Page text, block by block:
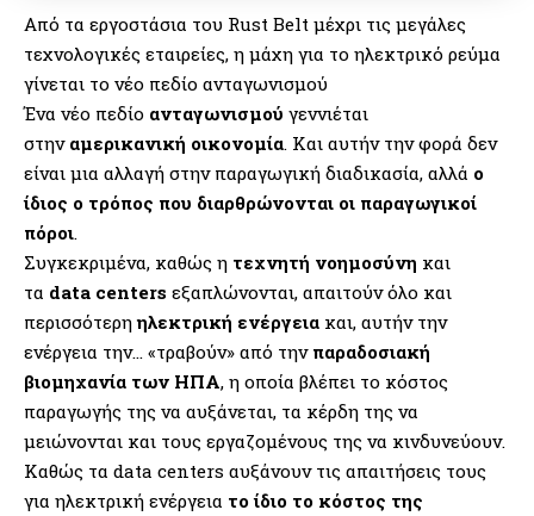
Από τα εργοστάσια του Rust Belt μέχρι τις μεγάλες
τεχνολογικές εταιρείες, η μάχη για το ηλεκτρικό ρεύμα
γίνεται το νέο πεδίο ανταγωνισμού
Ένα νέο πεδίο ανταγωνισμού γεννιέται
στην αμερικανική οικονομία. Και αυτήν την φορά δεν
είναι μια αλλαγή στην παραγωγική διαδικασία, αλλά ο
ίδιος ο τρόπος που διαρθρώνονται οι παραγωγικοί
πόροι.
Συγκεκριμένα, καθώς η τεχνητή νοημοσύνη και
τα data centers εξαπλώνονται, απαιτούν όλο και
περισσότερηηλεκτρική ενέργεια και, αυτήν την
ενέργεια την… «τραβούν» από την παραδοσιακή
βιομηχανία των ΗΠΑ, η οποία βλέπει το κόστος
παραγωγής της να αυξάνεται, τα κέρδη της να
μειώνονται και τους εργαζομένους της να κινδυνεύουν.
Καθώς τα data centers αυξάνουν τις απαιτήσεις τους
για ηλεκτρική ενέργεια το ίδιο το κόστος της